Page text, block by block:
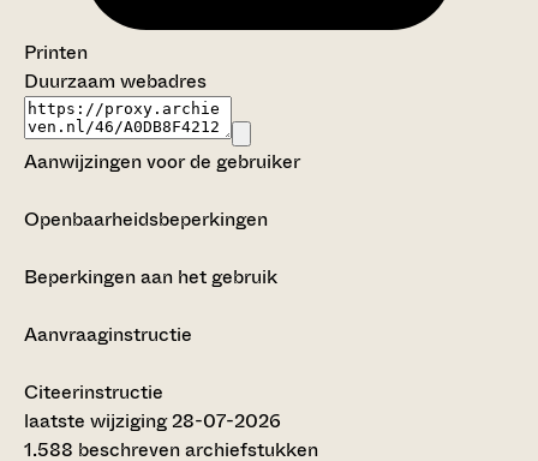
Printen
Duurzaam webadres
Aanwijzingen voor de gebruiker
Openbaarheidsbeperkingen
Beperkingen aan het gebruik
Aanvraaginstructie
Citeerinstructie
laatste wijziging 28-07-2026
1.588 beschreven archiefstukken